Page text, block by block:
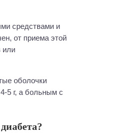
средствами и
от приема этой
или
оболочки
5 г, а больным с